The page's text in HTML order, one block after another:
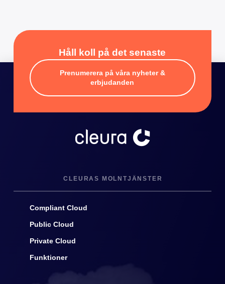
Håll koll på det senaste
Prenumerera på våra nyheter &
erbjudanden
CLEURAS MOLNTJÄNSTER
Compliant Cloud
Public Cloud
Private Cloud
Funktioner